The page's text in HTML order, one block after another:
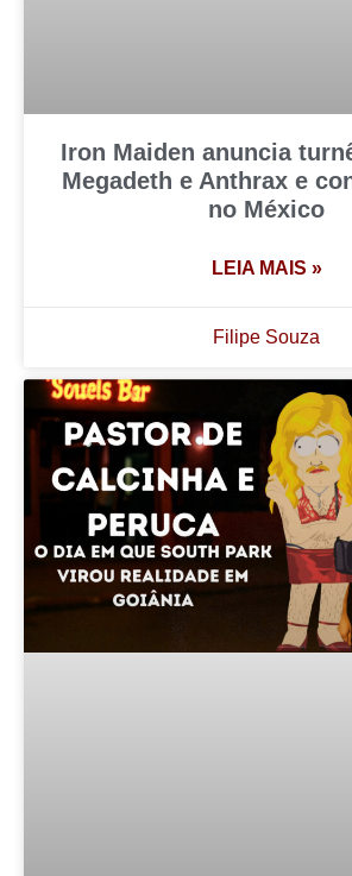
Iron Maiden anuncia
Megadeth e Anthrax e
no México
LEIA MAIS »
Filipe Souza